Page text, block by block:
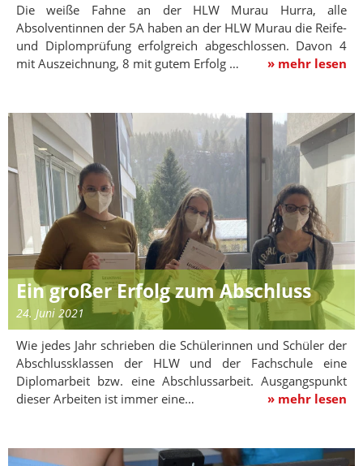
Die weiße Fahne an der HLW Murau Hurra, alle
Absolventinnen der 5A haben an der HLW Murau die Reife-
und Diplomprüfung erfolgreich abgeschlossen. Davon 4
mit Auszeichnung, 8 mit gutem Erfolg …
» mehr lesen
Ein großer Erfolg zum Abschluss
24. Juni 2021
Wie jedes Jahr schrieben die Schülerinnen und Schüler der
Abschlussklassen der HLW und der Fachschule eine
Diplomarbeit bzw. eine Abschlussarbeit. Ausgangspunkt
dieser Arbeiten ist immer eine…
» mehr lesen